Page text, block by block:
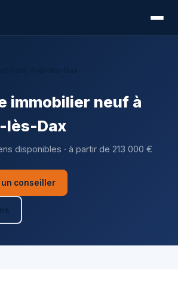
immobilier neuf à
lès-Dax
disponibles · à partir de 213 000 €
un conseiller